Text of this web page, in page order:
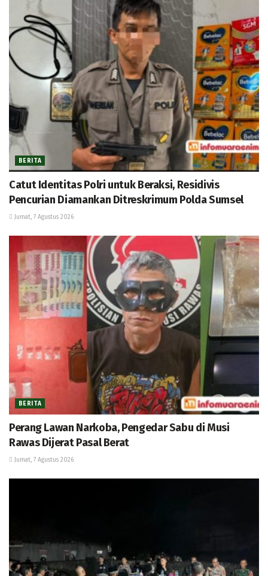
BERITA
Catut Identitas Polri untuk Beraksi, Residivis
Pencurian Diamankan Ditreskrimum Polda Sumsel
Jumat, 7 Agustus 2026
BERITA
Perang Lawan Narkoba, Pengedar Sabu di Musi
Rawas Dijerat Pasal Berat
Jumat, 7 Agustus 2026